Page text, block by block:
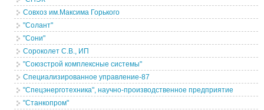
Совхоз им.Максима Горького
"Солант"
"Сони"
Сороколет С.В., ИП
"Союзстрой комплексные системы"
Специализированное управление-87
"Спецэнерготехника", научно-производственное предприятие
"Станкопром"